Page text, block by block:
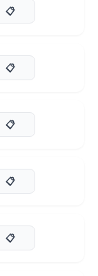
📋
📋
📋
📋
📋